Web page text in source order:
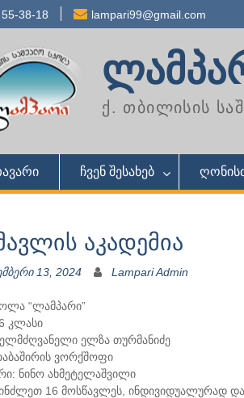
38-18 lampari99@gmail.com
ქ. თბილისის
ჩვენ შესახებ
აკადემია
13, 2024 Lampari Admin
“ლამპარი”
კლასი
ელზა თურმანიძე
ვორქშოფი
ნინო ახმეტელაშვილი
16 მოსწავლეს, ინდივიდუალურად